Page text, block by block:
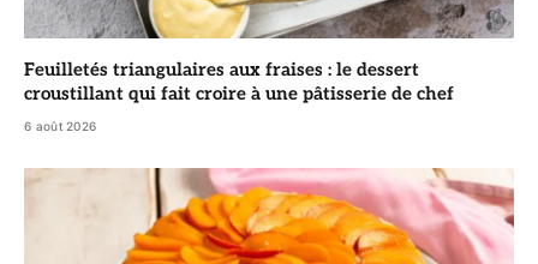
Feuilletés triangulaires aux fraises : le dessert
croustillant qui fait croire à une pâtisserie de chef
6 août 2026